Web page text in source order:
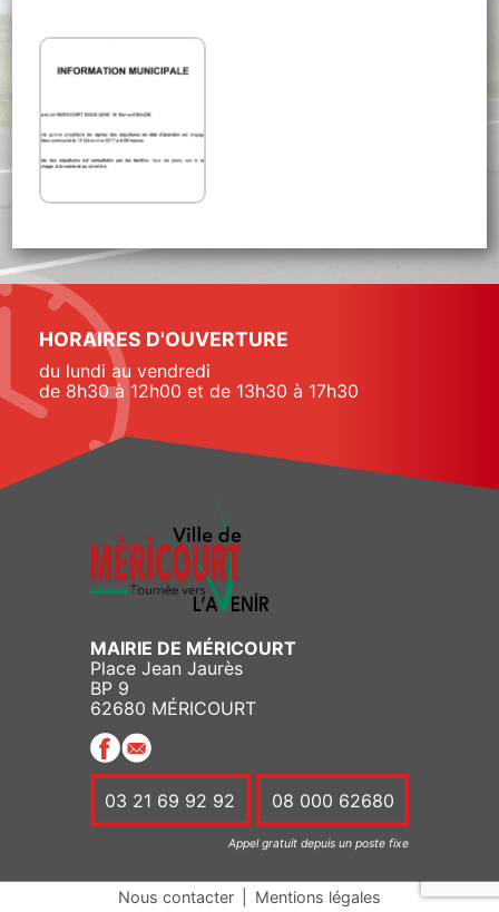
HORAIRES D'OUVERTURE
du lundi au vendredi
de 8h30 à 12h00 et de 13h30 à 17h30
MAIRIE DE MÉRICOURT
Place Jean Jaurès
BP 9
62680 MÉRICOURT
03 21 69 92 92 08 000 62680
Appel gratuit depuis un poste fixe
Nous contacter Mentions légales